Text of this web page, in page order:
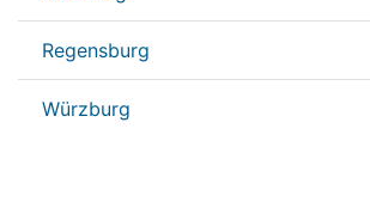
Regensburg
Würzburg